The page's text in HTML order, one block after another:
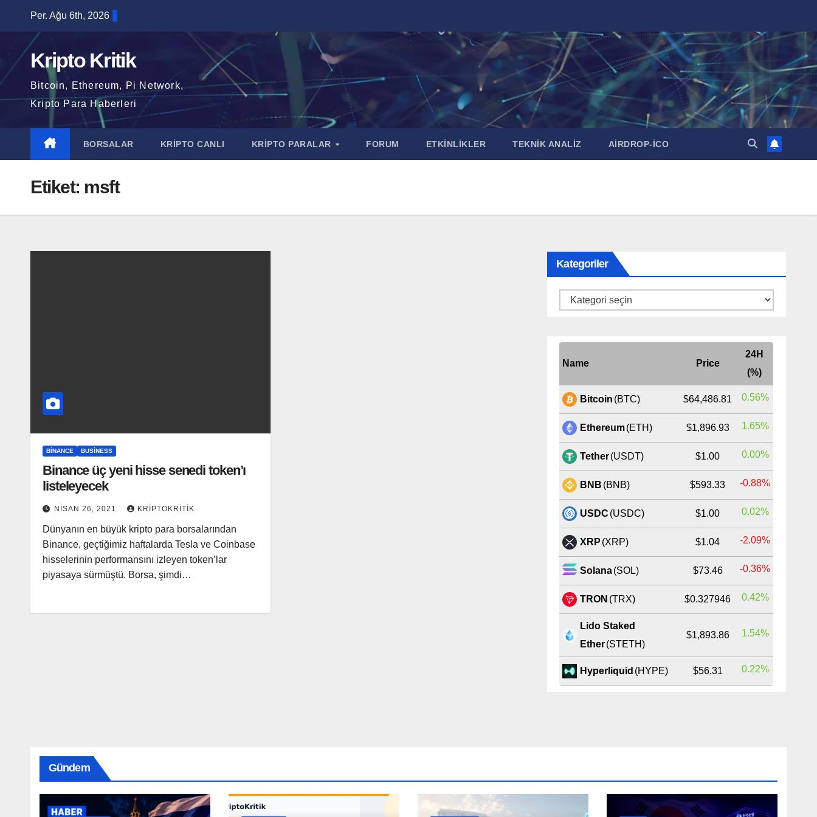
content
Per. Ağu 6th, 2026
Kripto Kritik
Bitcoin, Ethereum, Pi Network,
Kripto Para Haberleri
BORSALAR KRİPTO CANLI KRİPTO PARALAR FORUM ETKİNLİKLER TEKNİK ANALİZ AİRDROP-İCO
Etiket: msft
BINANCE BUSINESS
Binance üç yeni hisse senedi token’ı
listeleyecek
NISAN 26, 2021 KRIPTOKRITIK
Dünyanın en büyük kripto para borsalarından
Binance, geçtiğimiz haftalarda Tesla ve Coinbase
hisselerinin performansını izleyen token’lar
piyasaya sürmüştü. Borsa, şimdi…
Kategoriler
Kategoriler
Name Price
24H
(%)
Bitcoin (BTC) $64,486.81 0.56%
Ethereum(ETH) $1,896.93 1.65%
Tether(USDT) $1.00 0.00%
BNB (BNB) $593.33 -0.88%
USDC (USDC) $1.00 0.02%
XRP (XRP) $1.04 -2.09%
Solana(SOL) $73.46 -0.36%
TRON (TRX) $0.327946 0.42%
Lido Staked
Ether(STETH)
$1,893.86 1.54%
Hyperliquid (HYPE) $56.31 0.22%
Gündem